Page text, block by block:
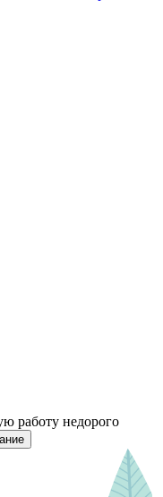
работу недорого